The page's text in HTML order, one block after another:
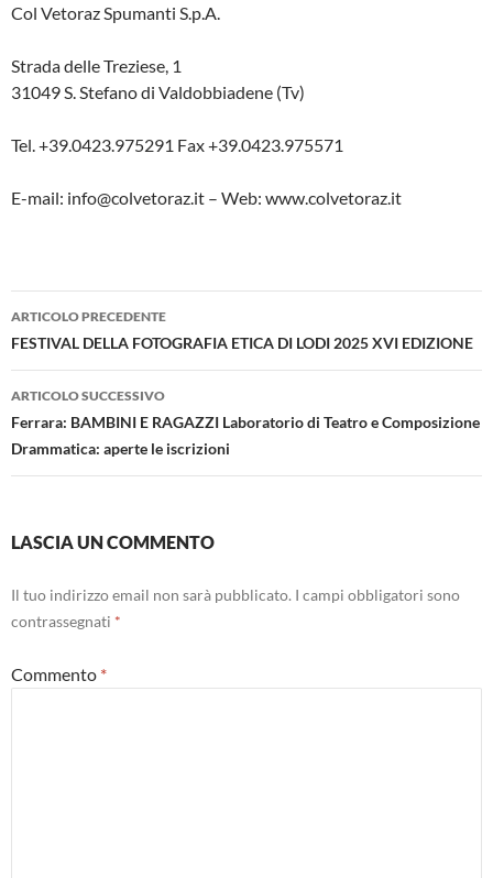
Col Vetoraz Spumanti S.p.A.
Strada delle Treziese, 1
31049 S. Stefano di Valdobbiadene (Tv)
Tel. +39.0423.975291 Fax +39.0423.975571
E-mail: info@colvetoraz.it – Web: www.colvetoraz.it
Navigazione
articolo
ARTICOLO PRECEDENTE
FESTIVAL DELLA FOTOGRAFIA ETICA DI LODI 2025 XVI EDIZIONE
ARTICOLO SUCCESSIVO
Ferrara: BAMBINI E RAGAZZI Laboratorio di Teatro e Composizione
Drammatica: aperte le iscrizioni
LASCIA UN COMMENTO
Il tuo indirizzo email non sarà pubblicato. I campi obbligatori sono
contrassegnati *
Commento *